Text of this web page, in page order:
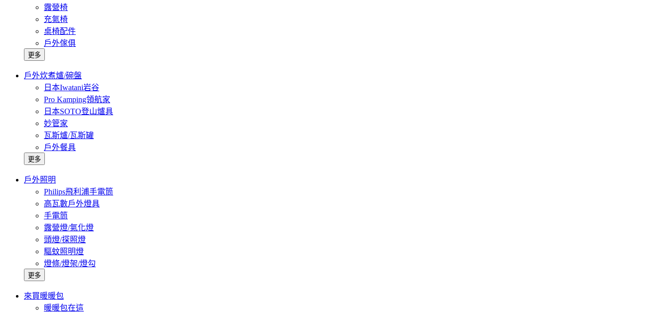
露營椅
充氣椅
桌椅配件
戶外傢俱
更多
戶外炊煮爐/碗盤
日本Iwatani岩谷
Pro Kamping領航家
日本SOTO登山爐具
妙管家
瓦斯爐/瓦斯罐
戶外餐具
更多
戶外照明
Philips飛利浦手電筒
高瓦數戶外燈具
手電筒
露營燈/氣化燈
頭燈/探照燈
驅蚊照明燈
燈條/燈架/燈勾
更多
來買暖暖包
暖暖包在這